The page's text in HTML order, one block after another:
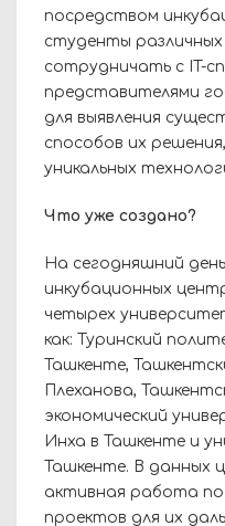
посредством
студенты
сотрудничать с
IT-
представителями
для выявления
способов их
уникальных
Что уже создано?
На сегодняшний
инкубационных
четырех
как: Туринский
Ташкенте,
Плеханова,
экономический
Инха в Ташкенте и
Ташкенте. В данных
активная работа
проектов для их